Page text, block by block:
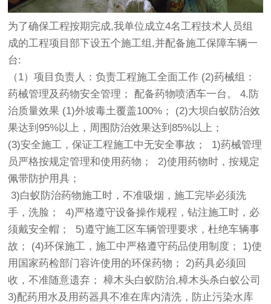
为了确保工程按期完成,我单位成立4名工程技术人员组
成的工程项目部下设五个施工组,并配备施工保障车辆一
台:
（1）项目负责人：负责工程施工全面工作 (2)药械组：
药械管理及药物安全管理； 配备药物喷洒车一台。 4.防
治质量效果 (1)外坡毒土覆盖100%； (2)大坝白蚁防治效
果达到95%以上，周围防治效果达到85%以上；
(3)安全施工，保证工程施工中无安全事故； 1)药械管理
员严格按规定管理和使用药物； 2)使用药物时，按规定
佩带防护用具；
3)白蚁防治药物施工时，不准吸烟，施工完毕必须洗
手，洗脸； 4)严格遵守设备操作规程，钻注施工时，必
须戴安全帽； 5)遵守施工区车辆管理要求，杜绝车辆事
故； (4)环保施工，施工中严格遵守药品使用制度； 1)使
用国家药检部门容许使用的环保药物； 2)药具必须回
收，不准随意遗弃； 樟木头白蚁防治,樟木头杀白蚁公司
3)配药用水及用药器具不准在库内清洗，防止污染水库